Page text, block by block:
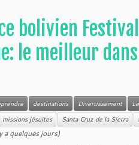
bolivien
le meilleur
destinations Divertissement
missions jésuites Santa Cruz de la Sierra
quelques jours)